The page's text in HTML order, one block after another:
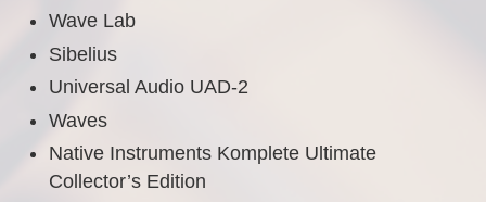
Wave Lab
Sibelius
Universal Audio UAD-2
Waves
Native Instruments Komplete Ultimate
Collector’s Edition